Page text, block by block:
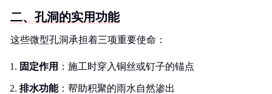
二、孔洞的实用功能
这些微型孔洞承担着三项重要使命：
固定作用 ：施工时穿入铜丝或钉子的锚点
排水功能：帮助积聚的雨水自然渗出